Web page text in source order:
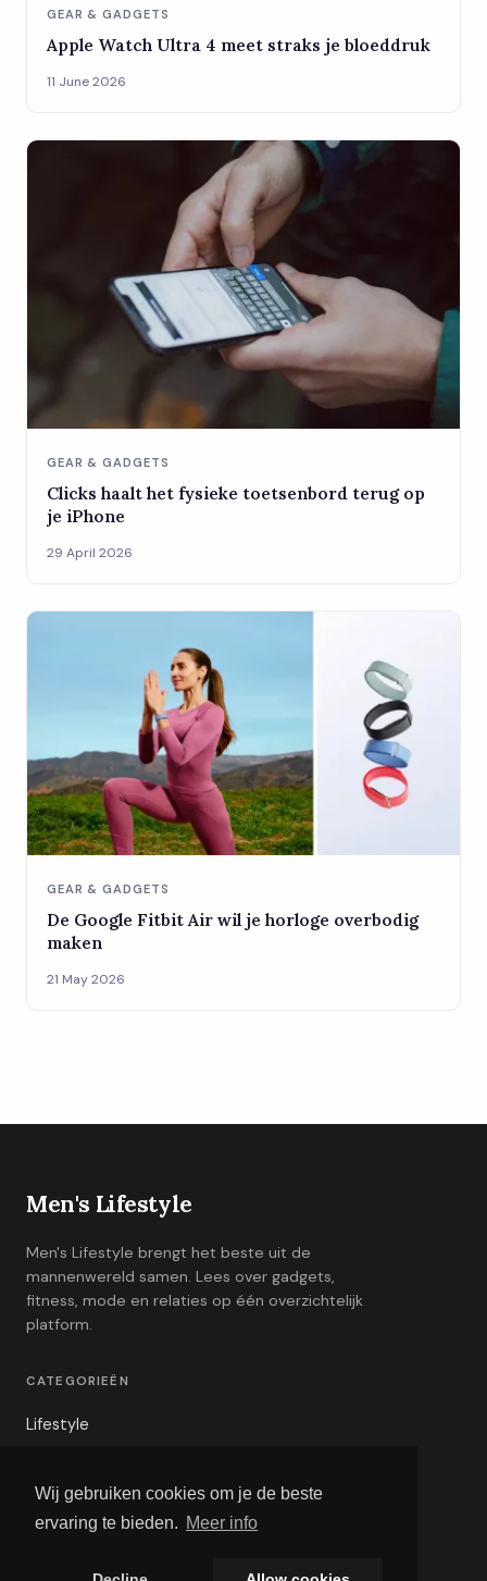
Wij gebruiken cookies om je de beste
ervaring te bieden. Meer info
GEAR & GADGETS
Apple Watch Ultra 4 meet straks je bloeddruk
11 June 2026
GEAR & GADGETS
Clicks haalt het fysieke toetsenbord terug op
je iPhone
29 April 2026
GEAR & GADGETS
De Google Fitbit Air wil je horloge overbodig
maken
21 May 2026
Men's Lifestyle
Men's Lifestyle brengt het beste uit de
mannenwereld samen. Lees over gadgets,
fitness, mode en relaties op één overzichtelijk
platform.
CATEGORIEËN
Lifestyle
Gear & Gadgets